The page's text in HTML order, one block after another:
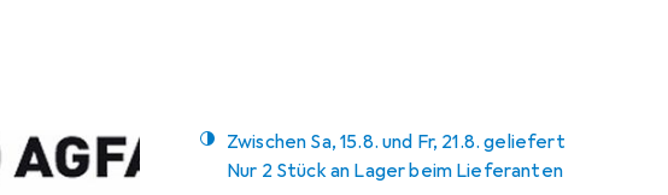
Zwischen Sa, 15.8. und Fr, 21.8. geliefert
Nur 2 Stück an Lager beim Lieferanten